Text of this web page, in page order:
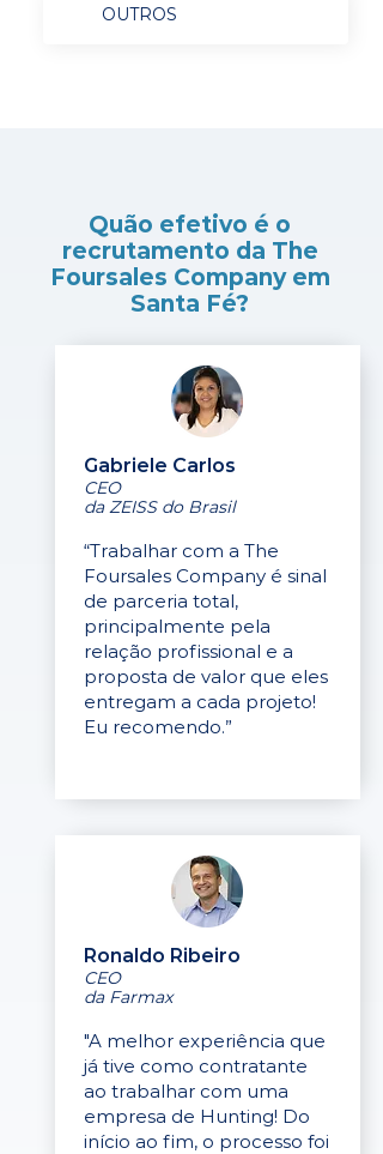
OUTROS
Quão efetivo é o
recrutamento da The
Foursales Company em
Santa Fé?
Gabriele Carlos
CEO
da ZEISS do Brasil
“Trabalhar com a The
Foursales Company é sinal
de parceria total,
principalmente pela
relação profissional e a
proposta de valor que eles
entregam a cada projeto!
Eu recomendo.”
Ronaldo Ribeiro
CEO
da Farmax
"A melhor experiência que
já tive como contratante
ao trabalhar com uma
empresa de Hunting! Do
início ao fim, o processo foi